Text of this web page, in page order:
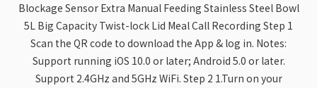
Blockage Sensor Extra Manual Feeding Stainless Steel Bowl
5L Big Capacity Twist-lock Lid Meal Call Recording Step 1
Scan the QR code to download the App & log in. Notes:
Support running iOS 10.0 or later; Android 5.0 or later.
Support 2.4GHz and 5GHz WiFi. Step 2 1.Turn on your